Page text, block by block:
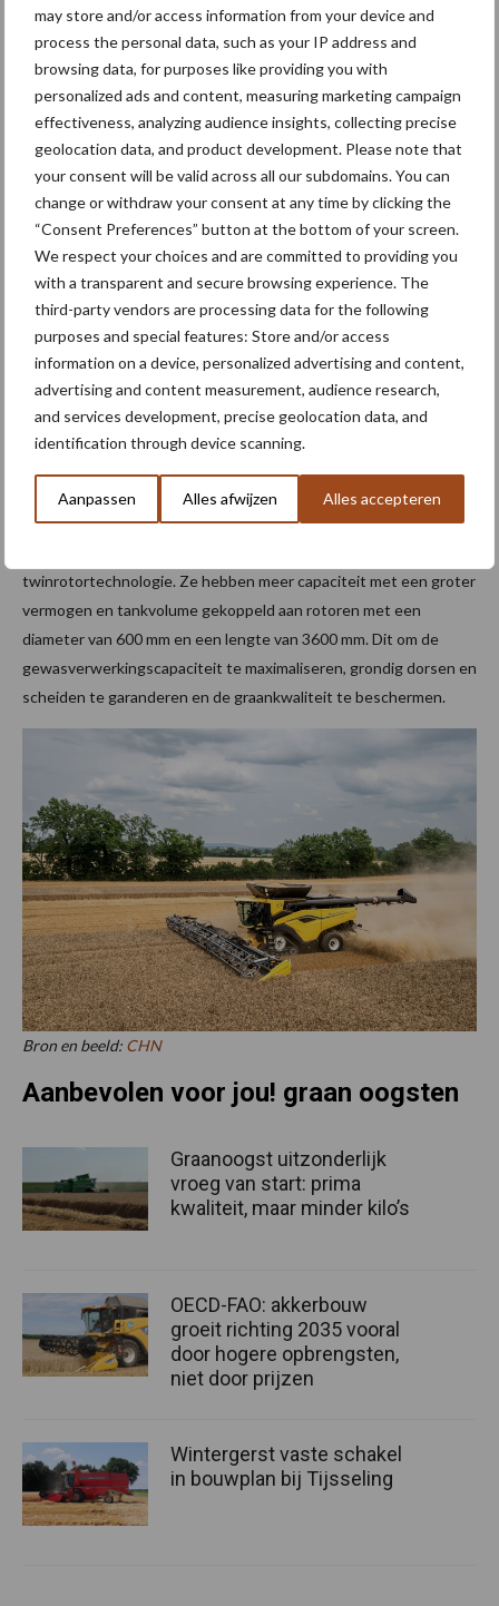
may store and/or access information from your device and
process the personal data, such as your IP address and
browsing data, for purposes like providing you with
personalized ads and content, measuring marketing campaign
effectiveness, analyzing audience insights, collecting precise
geolocation data, and product development. Please note that
your consent will be valid across all our subdomains. You can
change or withdraw your consent at any time by clicking the
“Consent Preferences” button at the bottom of your screen.
We respect your choices and are committed to providing you
with a transparent and secure browsing experience. The
third-party vendors are processing data for the following
purposes and special features: Store and/or access
information on a device, personalized advertising and content,
advertising and content measurement, audience research,
and services development, precise geolocation data, and
identification through device scanning.
Aanpassen Alles afwijzen Alles accepteren
De volgende ontwikkeling waren de CR7.90, CR8.90, CR9.90 en
CR10.90 modellen. Waarbij de laatste machine in 2014 het
Guinness World Record vestigde voor de meeste tarwe die in
acht uur is geoogst, met 797,656 ton. Dit record staat nog
Nieuwste model CR11
de onlangs geïntroduceerde CR11 (775 pk, 20.000 liter
graantank) en CR10 (634 pk, 16.000 liter graantank) modellen.
twinrotortechnologie. Ze hebben meer capaciteit met een groter
vermogen en tankvolume gekoppeld aan rotoren met een
diameter van 600 mm en een lengte van 3600 mm. Dit om de
gewasverwerkingscapaciteit te maximaliseren, grondig dorsen en
scheiden te garanderen en de graankwaliteit te beschermen.
Bron en beeld: CHN
Aanbevolen voor jou! graan oogsten
Graanoogst uitzonderlijk
vroeg van start: prima
kwaliteit, maar minder kilo’s
OECD-FAO: akkerbouw
groeit richting 2035 vooral
door hogere opbrengsten,
niet door prijzen
Wintergerst vaste schakel
in bouwplan bij Tijsseling